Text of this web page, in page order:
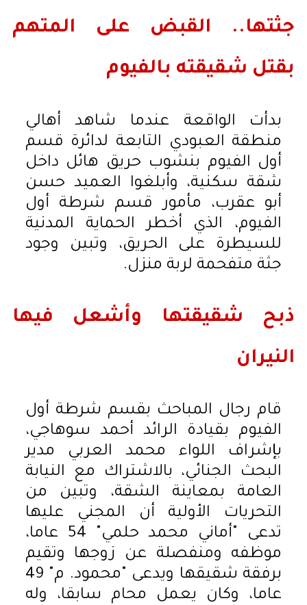
جثتها.. القبض على المتهم
بقتل شقيقته بالفيوم
بدأت الواقعة عندما شاهد أهالي
منطقة العبودي التابعة لدائرة قسم
أول الفيوم بنشوب حريق هائل داخل
شقة سكنية، وأبلغوا العميد حسن
أبو عقرب، مأمور قسم شرطة أول
الفيوم، الذي أخطر الحماية المدنية
للسيطرة على الحريق، وتبين وجود
جثة متفحمة لربة منزل.
ذبح شقيقتها وأشعل فيها
النيران
قام رجال المباحث بقسم شرطة أول
الفيوم بقيادة الرائد أحمد سوهاجي،
بإشراف اللواء محمد العربي مدير
البحث الجنائي، بالاشتراك مع النيابة
العامة بمعاينة الشقة، وتبين من
التحريات الأولية أن المجني عليها
تدعى "أماني محمد حلمي" 54 عاما،
موظفه ومنفصلة عن زوجها وتقيم
برفقة شقيقها ويدعى "محمود. م" 49
عاما، وكان يعمل محام سابقا، وله